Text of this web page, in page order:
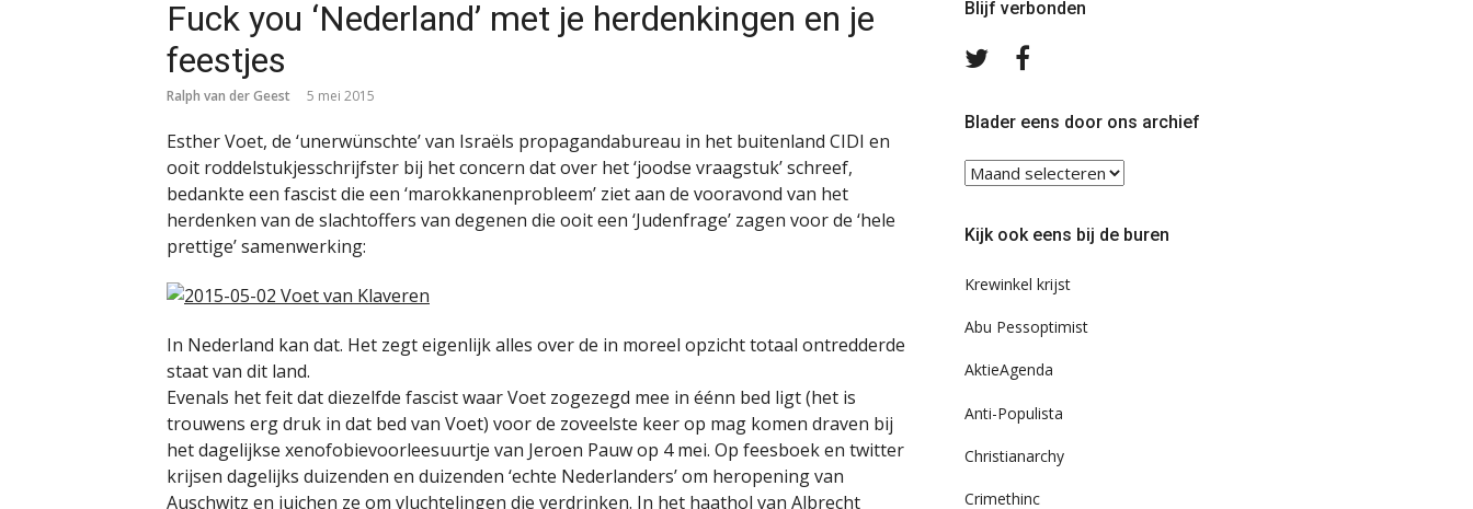
Fuck you ‘Nederland’ met je herdenkingen en je
feestjes
Ralph van der Geest 5 mei 2015
Esther Voet, de ‘unerwünschte’ van Israëls propagandabureau in het buitenland CIDI en
ooit roddelstukjesschrijfster bij het concern dat over het ‘joodse vraagstuk’ schreef,
bedankte een fascist die een ‘marokkanenprobleem’ ziet aan de vooravond van het
herdenken van de slachtoffers van degenen die ooit een ‘Judenfrage’ zagen voor de ‘hele
prettige’ samenwerking:
In Nederland kan dat. Het zegt eigenlijk alles over de in moreel opzicht totaal ontredderde
staat van dit land.
Evenals het feit dat diezelfde fascist waar Voet zogezegd mee in éénn bed ligt (het is
trouwens erg druk in dat bed van Voet) voor de zoveelste keer op mag komen draven bij
het dagelijkse xenofobievoorleesuurtje van Jeroen Pauw op 4 mei. Op feesboek en twitter
krijsen dagelijks duizenden en duizenden ‘echte Nederlanders’ om heropening van
Auschwitz en juichen ze om vluchtelingen die verdrinken. In het haathol van Albrecht
Blijf verbonden
Volg
TwitterFacebook
Blader eens door ons archief
Blader
eens
ons
Kijk ook eens bij de buren
Krewinkel krijst
Abu Pessoptimist
AktieAgenda
Anti-Populista
Christianarchy
Crimethinc